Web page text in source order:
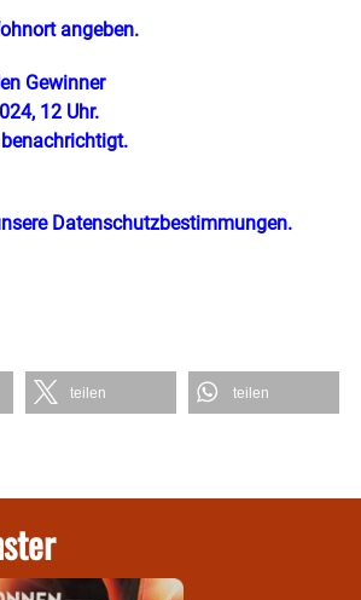
angeben.
Gewinner
12 Uhr.
Datenschutzbestimmungen.
teilen teilen